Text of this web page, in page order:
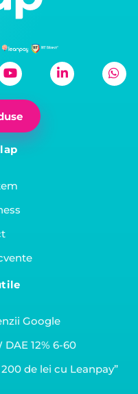
Google
12% 6-60
de lei cu Leanpay”